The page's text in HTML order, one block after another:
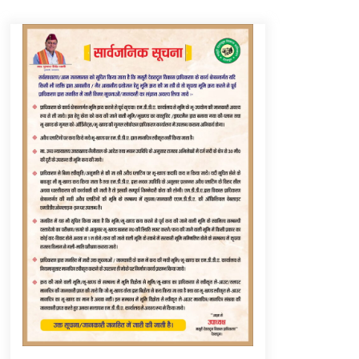
Thought Of The Day 6 September
September 6, 2023
Thought Of The Day 16 May
May 16, 2022
Thought Of The Day 12 May
May 12, 2022
Thought Of The Day 9 May
May 9, 2022